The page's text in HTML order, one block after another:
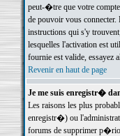
peut-�tre que votre
de pouvoir vous
instructions qui s'y
lesquelles l'activation est
fournie est valide, essayez
Revenir en haut de page
Je me suis enregistr�
Les raisons les plus
enregistr�) ou
forums de supprimer